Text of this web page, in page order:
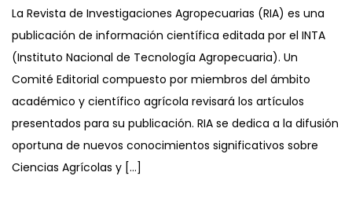
La Revista de Investigaciones Agropecuarias (RIA) es una
publicación de información científica editada por el INTA
(Instituto Nacional de Tecnología Agropecuaria). Un
Comité Editorial compuesto por miembros del ámbito
académico y científico agrícola revisará los artículos
presentados para su publicación. RIA se dedica a la difusión
oportuna de nuevos conocimientos significativos sobre
Ciencias Agrícolas y […]